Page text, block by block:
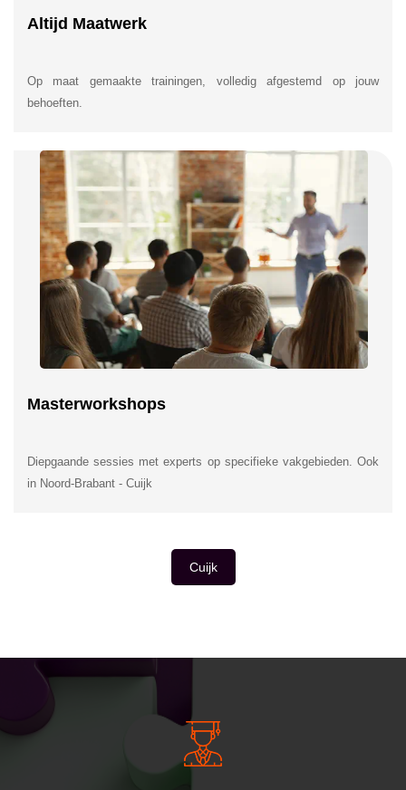
Altijd Maatwerk
Op maat gemaakte trainingen, volledig afgestemd op jouw
behoeften.
Masterworkshops
Diepgaande sessies met experts op specifieke vakgebieden. Ook
in Noord-Brabant - Cuijk
Cuijk
INSIDE INFORMATIE